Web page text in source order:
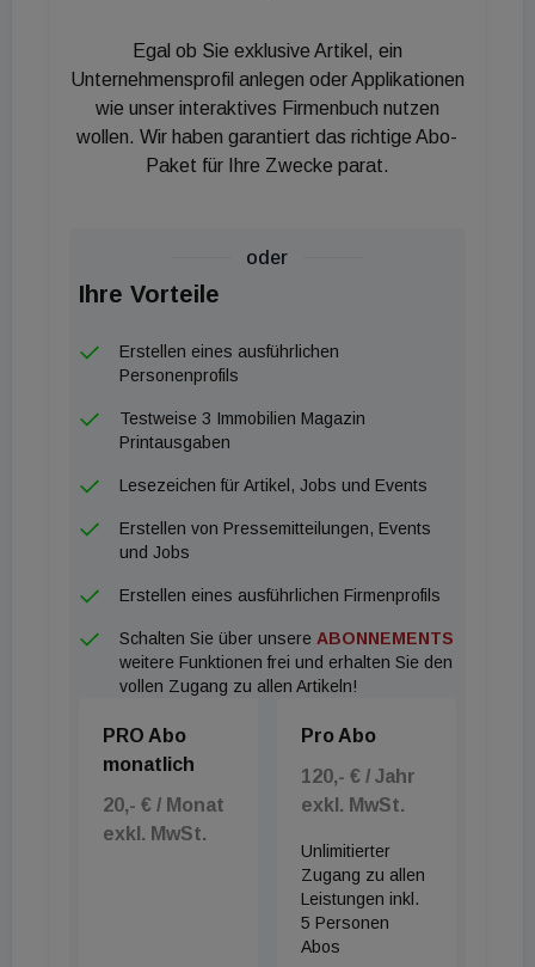
bei Kauf- und Verkaufsverträgen beinhaltet. Er ist
auf grenzüberschreitende Transaktionen,
insbesondere in der DACH-Region, den
osteuropäischen Ländern und den Vereinigten
Staaten spezialisiert. Neben seinen
Deals-Aktivitäten in Osteuropa beitragen. Er hat
eine Vielzahl an Kund:innen aus der DACH-Region
bei Akquisitionen in Osteuropa betreut und leitete
Financial Due Diligence Projekte vor Ort in der
Ukraine, in Russland, Polen und Kasachstan. Vor
seiner Tätigkeit bei Grant Thornton Austria trug er
Beratungsunternehmen in der Schweiz zum Aufbau
zuvor bei Big-Four-Unternehmen in Österreich und
Deutschland tätig.
Irena Dimitrova wird als Senior Managerin im
12 Jahre Berufserfahrung in der
Transaktionsberatung und Wirtschaftsprüfung bei
Big-Four-Unternehmen in Österreich, Ungarn und
Bulgarien. Ihr Fokus liegt auf grenzüberschreitenden
Financial Buy-Side und Vendor Due Diligence
Projekten, Vendor Assistance Projekten sowie in
der SPA-Beratung. Neben der Betreuung von
Egal ob Sie exklusive Artikel, ein
Unternehmensprofil anlegen oder Applikationen
wie unser interaktives Firmenbuch nutzen
wollen. Wir haben garantiert das richtige Abo-
Paket für Ihre Zwecke parat.
oder
Ihre Vorteile
Erstellen eines ausführlichen
Personenprofils
Testweise 3 Immobilien Magazin
Printausgaben
Lesezeichen für Artikel, Jobs und Events
Erstellen von Pressemitteilungen, Events
und Jobs
Erstellen eines ausführlichen Firmenprofils
Schalten Sie über unsere ABONNEMENTS
weitere Funktionen frei und erhalten Sie den
vollen Zugang zu allen Artikeln!
PRO Abo
monatlich
20,- € / Monat
exkl. MwSt.
Pro Abo
120,- € / Jahr
exkl. MwSt.
Unlimitierter
Zugang zu allen
Leistungen inkl.
5 Personen
Abos